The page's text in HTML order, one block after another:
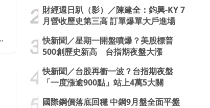
財經週日趴（影）／陳建全：鈞興-KY 7
月營收歷史第三高 訂單爆單大戶進場
快新聞／星期一開盤噴爆？美股標普
500創歷史新高 台指期夜盤大漲
快新聞／台股再衝一波？台指期夜盤
「一度漲逾900點」站上4萬5大關
國際鋼價落底回穩 中鋼9月盤全面平盤